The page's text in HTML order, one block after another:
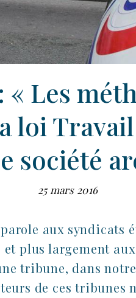
Les
loi
société
25 mars 2016
aux syndicats
plus largement
tribune, dans
de ces tribunes